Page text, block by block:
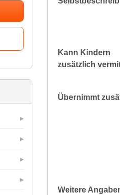
Kann Kindern
zusätzlich
Übernimmt
Weitere